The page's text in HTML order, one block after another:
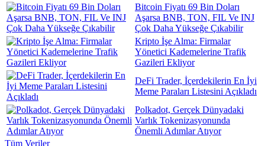
Bitcoin Fiyatı 69 Bin Doları
Aşarsa BNB, TON, FIL Ve INJ
Çok Daha Yükseğe Çıkabilir
Kripto İşe Alma: Firmalar
Yönetici Kademelerine Trafik
Gazileri Ekliyor
DeFi Trader, İçerdekilerin En İyi
Meme Paraları Listesini Açıkladı
Polkadot, Gerçek Dünyadaki
Varlık Tokenizasyonunda
Önemli Adımlar Atıyor
Tüm Veriler